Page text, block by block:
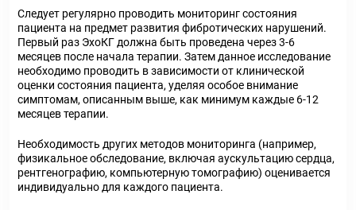
Следует регулярно проводить мониторинг состояния
пациента на предмет развития фибротических нарушений.
Первый раз ЭхоКГ должна быть проведена через 3-6
месяцев после начала терапии. Затем данное исследование
необходимо проводить в зависимости от клинической
оценки состояния пациента, уделяя особое внимание
симптомам, описанным выше, как минимум каждые 6-12
месяцев терапии.
Необходимость других методов мониторинга (например,
физикальное обследование, включая аускультацию сердца,
рентгенографию, компьютерную томографию) оценивается
индивидуально для каждого пациента.